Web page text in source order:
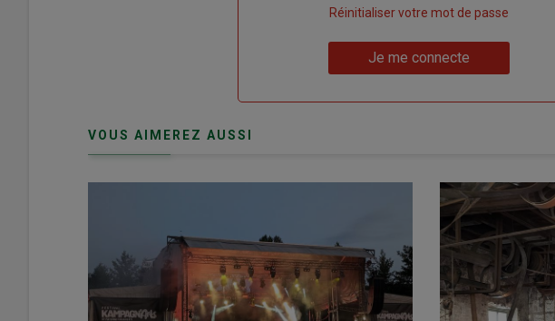
compte"
Réinitialiser votre mot de passe
Je me connecte
VOUS AIMEREZ AUSSI